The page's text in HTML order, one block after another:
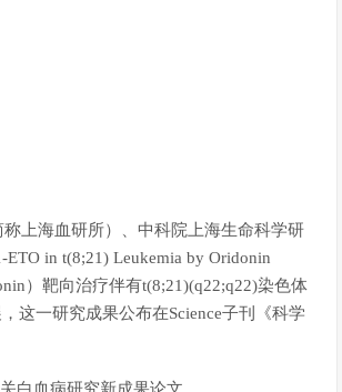
上海血研所）、中科院上海生命科学研
in t(8;21) Leukemia by Oridonin
）靶向治疗伴有t(8;21)(q22;q22)染色体
这一研究成果公布在Science子刊《科学